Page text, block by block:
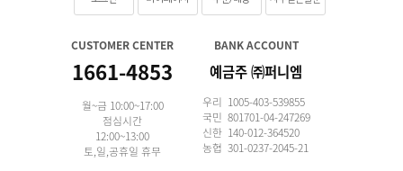
CUSTOMER CENTER
1661-4853
월~금 10:00~17:00
점심시간
12:00~13:00
토,일,공휴일 휴무
BANK ACCOUNT
예금주 ㈜퍼니엠
우리 1005-403-539855
국민 801701-04-247269
신한 140-012-364520
농협 301-0237-2045-21